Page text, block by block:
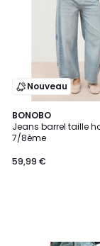
Nouveau
BONOBO
Jeans barrel taille
7/8ème
59,99 €